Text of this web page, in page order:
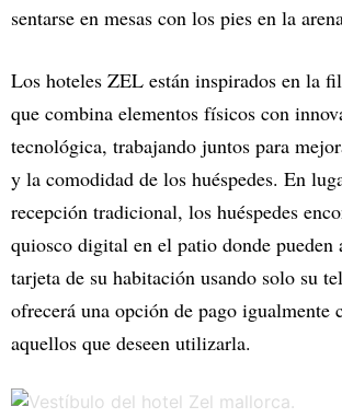
sentarse en mesas con los pies en la
Los hoteles ZEL están inspirados en la
que combina elementos físicos con
tecnológica, trabajando juntos para
y la comodidad de los huéspedes. En
recepción tradicional, los huéspedes
quiosco digital en el patio donde pueden
tarjeta de su habitación usando solo su
ofrecerá una opción de pago igualmente
aquellos que deseen utilizarla.